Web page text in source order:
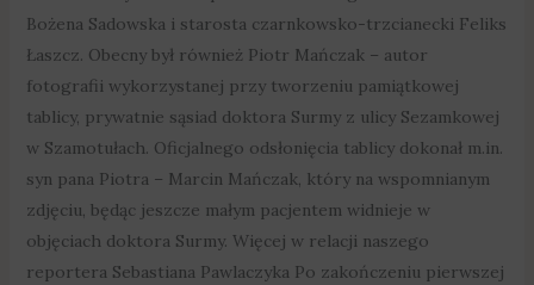
Bożena Sadowska i starosta czarnkowsko-trzcianecki Feliks
Łaszcz. Obecny był również Piotr Mańczak – autor
fotografii wykorzystanej przy tworzeniu pamiątkowej
tablicy, prywatnie sąsiad doktora Surmy z ulicy Sezamkowej
w Szamotułach. Oficjalnego odsłonięcia tablicy dokonał m.in.
syn pana Piotra – Marcin Mańczak, który na wspomnianym
zdjęciu, będąc jeszcze małym pacjentem widnieje w
objęciach doktora Surmy. Więcej w relacji naszego
reportera Sebastiana Pawlaczyka Po zakończeniu pierwszej